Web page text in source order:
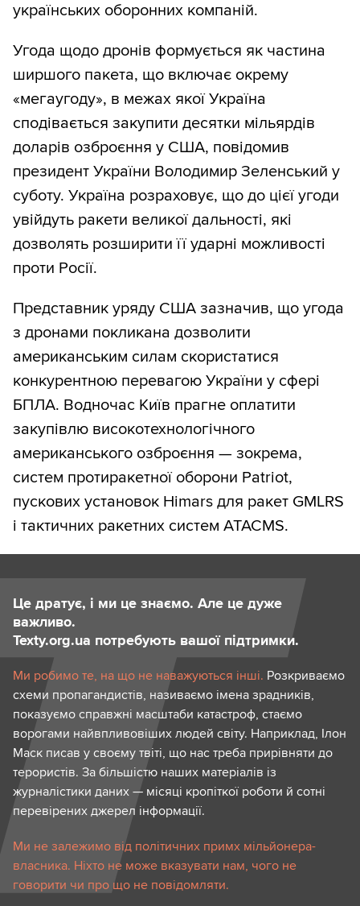
українських оборонних компаній.
Угода щодо дронів формується як частина
ширшого пакета, що включає окрему
«мегаугоду», в межах якої Україна
сподівається закупити десятки мільярдів
доларів озброєння у США, повідомив
президент України Володимир Зеленський у
суботу. Україна розраховує, що до цієї угоди
увійдуть ракети великої дальності, які
дозволять розширити її ударні можливості
проти Росії.
Представник уряду США зазначив, що угода
з дронами покликана дозволити
американським силам скористатися
конкурентною перевагою України у сфері
БПЛА. Водночас Київ прагне оплатити
закупівлю високотехнологічного
американського озброєння — зокрема,
систем протиракетної оборони Patriot,
пускових установок Himars для ракет GMLRS
і тактичних ракетних систем ATACMS.
Це дратує, і ми це знаємо. Але це дуже
важливо.
Texty.org.ua потребують вашої підтримки.
Ми робимо те, на що не наважуються інші. Розкриваємо
схеми пропагандистів, називаємо імена зрадників,
показуємо справжні масштаби катастроф, стаємо
ворогами найвпливовіших людей світу. Наприклад, Ілон
Маск писав у своєму твіті, що нас треба прирівняти до
терористів. За більшістю наших матеріалів із
журналістики даних — місяці кропіткої роботи й сотні
перевірених джерел інформації.
Ми не залежимо від політичних примх мільйонера-
власника. Ніхто не може вказувати нам, чого не
говорити чи про що не повідомляти.